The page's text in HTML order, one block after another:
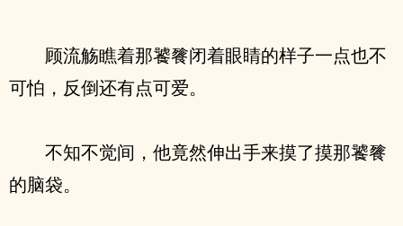
顾流觞瞧着那饕餮闭着眼睛的样子一点也不
可怕，反倒还有点可爱。
不知不觉间，他竟然伸出手来摸了摸那饕餮
的脑袋。